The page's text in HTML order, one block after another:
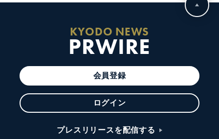
KYODO NEWS
PRWIRE
会員登録
ログイン
プレスリリースを配信する